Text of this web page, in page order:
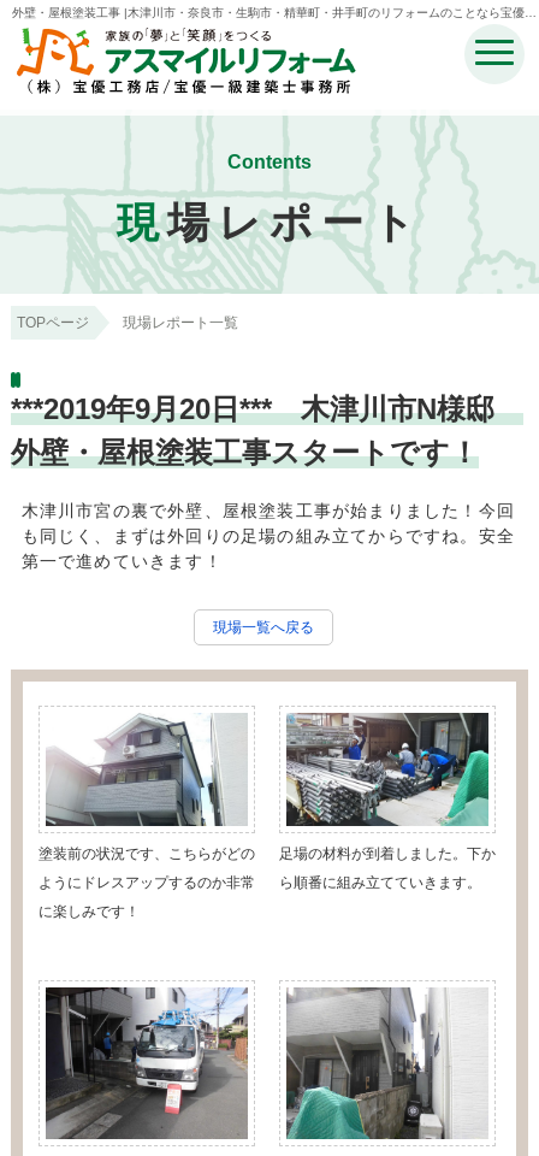
外壁・屋根塗装工事 |木津川市・奈良市・生駒市・精華町・井手町のリフォームのことなら宝優工
務店アスマイルリフォーム
Contents
現場レポート
TOPページ 現場レポート一覧
***2019年9月20日*** 木津川市N様邸
外壁・屋根塗装工事スタートです！
木津川市宮の裏で外壁、屋根塗装工事が始まりました！今回
も同じく、まずは外回りの足場の組み立てからですね。安全
第一で進めていきます！
現場一覧へ戻る
塗装前の状況です、こちらがどの
ようにドレスアップするのか非常
に楽しみです！
足場の材料が到着しました。下か
ら順番に組み立てていきます。